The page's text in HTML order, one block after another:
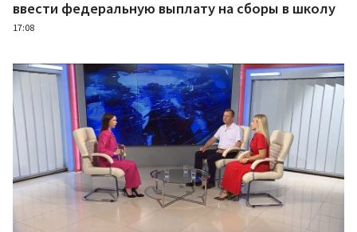
ввести федеральную выплату на сборы в школу
17:08